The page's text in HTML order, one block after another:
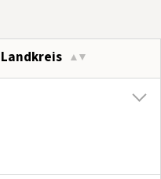
Landkreis